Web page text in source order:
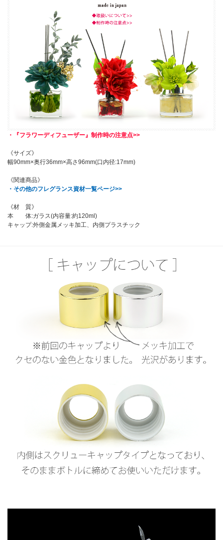
・『フラワーディフューザー』制作時の注意点>>
《サイズ》
幅90mm×奥行36mm×高さ96mm(口内径:17mm)
《関連商品》
・その他のフレグランス資材一覧ページ>>
《材 質》
本 体:ガラス(内容量:約120ml)
キャップ:外側金属メッキ加工、内側プラスチック